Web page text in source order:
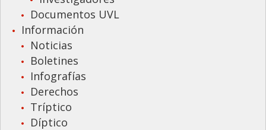
Documentos UVL
Información
Noticias
Boletines
Infografías
Derechos
Tríptico
Díptico